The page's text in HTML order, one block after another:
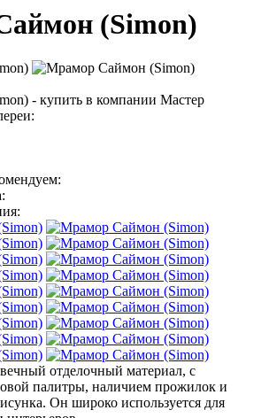
(Simon)
- купить в компании Мастер
отделочный материал, с
палитры, наличием прожилок и
Он широко используется для